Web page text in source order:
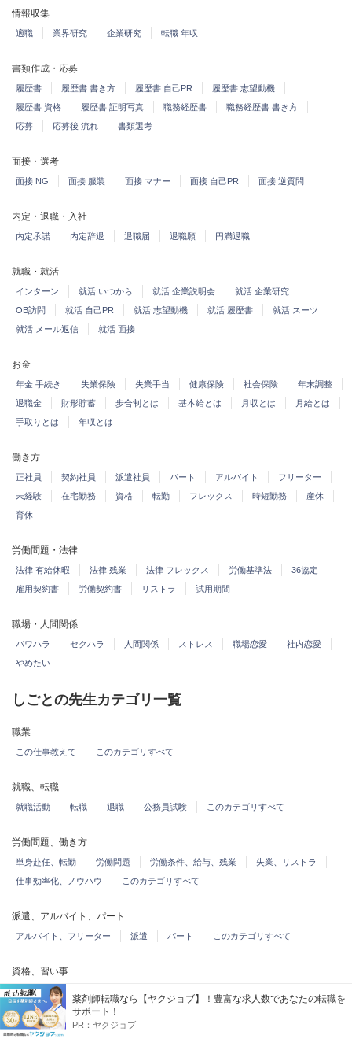
情報収集
適職 業界研究 企業研究 転職 年収
書類作成・応募
履歴書 履歴書 書き方 履歴書 自己PR
履歴書 志望動機
履歴書 資格
履歴書 証明写真 職務経歴書
職務経歴書 書き方
応募
応募後 流れ 書類選考
面接・選考
面接 NG 面接 服装 面接 マナー 面接 自己PR 面接 逆質問
内定・退職・入社
内定承諾 内定辞退 退職届 退職願 円満退職
就職・就活
インターン 就活 いつから 就活 企業説明会
就活 企業研究
OB訪問
就活 自己PR 就活 志望動機 就活 履歴書
就活 スーツ
就活 メール返信
就活 面接
お金
年金 手続き 失業保険 失業手当 健康保険 社会保険
年末調整
退職金
財形貯蓄 歩合制とは 基本給とは 月収とは
月給とは
手取りとは
年収とは
働き方
正社員 契約社員 派遣社員 パート アルバイト
フリーター
未経験
在宅勤務 資格 転勤 フレックス 時短勤務
産休
育休
労働問題・法律
法律 有給休暇 法律 残業 法律 フレックス 労働基準法
36協定
雇用契約書
労働契約書 リストラ 試用期間
職場・人間関係
パワハラ セクハラ 人間関係 ストレス 職場恋愛
社内恋愛
やめたい
しごとの先生カテゴリ一覧
職業
この仕事教えて このカテゴリすべて
就職、転職
就職活動 転職 退職 公務員試験 このカテゴリすべて
労働問題、働き方
単身赴任、転勤 労働問題 労働条件、給与、残業
失業、リストラ
仕事効率化、ノウハウ
このカテゴリすべて
派遣、アルバイト、パート
アルバイト、フリーター 派遣 パート このカテゴリすべて
資格、習い事
資格 簿記
職場の悩み
薬剤師転職なら【ヤクジョブ】！豊富な求人数であなたの転職を
サポート！
PR： ヤクジョブ